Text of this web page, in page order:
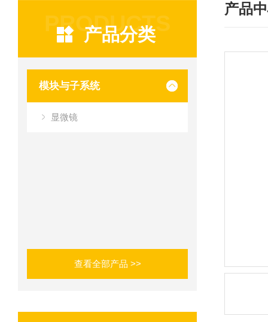
PRODUCTS
产品分类
模块与子系统
显微镜
查看全部产品 >>
产品